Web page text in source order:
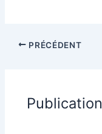
PRÉCÉDENT